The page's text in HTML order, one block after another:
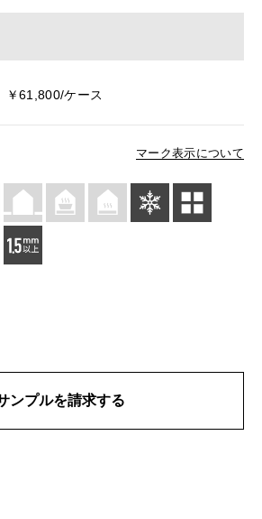
￥61,800/ケース
マーク表示について
ンプルを請求する